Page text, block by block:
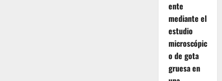
ente
mediante el
estudio
microscópic
o de gota
gruesa en